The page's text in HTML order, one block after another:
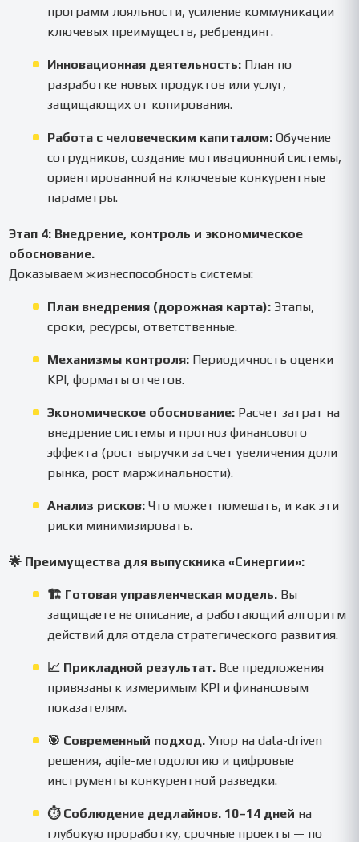
программ лояльности, усиление коммуникации
ключевых преимуществ, ребрендинг.
Инновационная деятельность: План по
разработке новых продуктов или услуг,
защищающих от копирования.
Работа с человеческим капиталом: Обучение
сотрудников, создание мотивационной системы,
ориентированной на ключевые конкурентные
параметры.
Этап 4: Внедрение, контроль и экономическое
обоснование.
Доказываем жизнеспособность системы:
План внедрения (дорожная карта): Этапы,
сроки, ресурсы, ответственные.
Механизмы контроля: Периодичность оценки
KPI, форматы отчетов.
Экономическое обоснование: Расчет затрат на
внедрение системы и прогноз финансового
эффекта (рост выручки за счет увеличения доли
рынка, рост маржинальности).
Анализ рисков: Что может помешать, и как эти
риски минимизировать.
🌟 Преимущества для выпускника «Синергии»:
🏗️ Готовая управленческая модель. Вы
защищаете не описание, а работающий алгоритм
действий для отдела стратегического развития.
📈 Прикладной результат. Все предложения
привязаны к измеримым KPI и финансовым
показателям.
🎯 Современный подход. Упор на data-driven
решения, agile-методологию и цифровые
инструменты конкурентной разведки.
⏱ Соблюдение дедлайнов. 10–14 дней на
глубокую проработку, срочные проекты — по